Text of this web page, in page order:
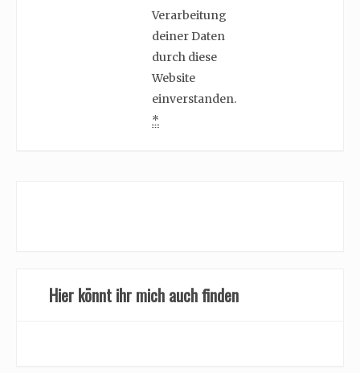
Verarbeitung
deiner Daten
durch diese
Website
einverstanden.
*
Hier könnt ihr mich auch finden